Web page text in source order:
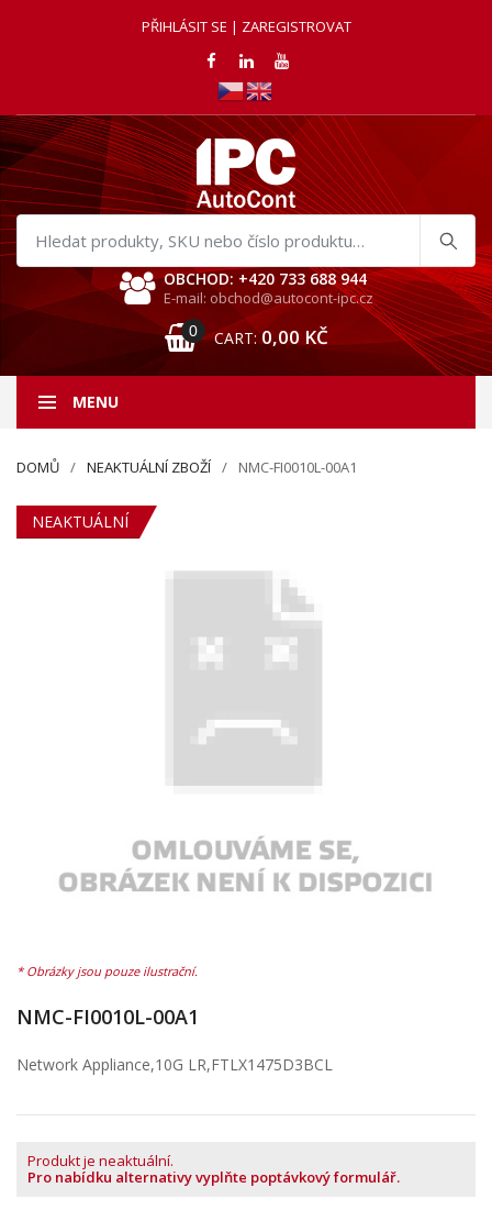
PŘIHLÁSIT SE | ZAREGISTROVAT
Hledat
produkty
OBCHOD: +420 733 688 944
E-mail: obchod@autocont-ipc.cz
0 CART: 0,00 KČ
MENU
DOMŮ NEAKTUÁLNÍ ZBOŽÍ NMC-FI0010L-00A1
NEAKTUÁLNÍ
NMC-FI0010L-00A1
Network Appliance,10G LR,FTLX1475D3BCL
Produkt je neaktuální.
Pro nabídku alternativy vyplňte poptávkový formulář.